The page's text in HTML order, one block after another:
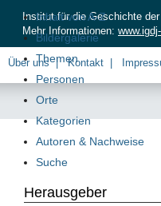
Inhalt von A-Z
Bildergalerie
Themen
Personen
Orte
Kategorien
Autoren & Nachweise
Suche
Herausgeber
Institut für die Geschichte
Mehr Informationen:
Über uns Kontakt